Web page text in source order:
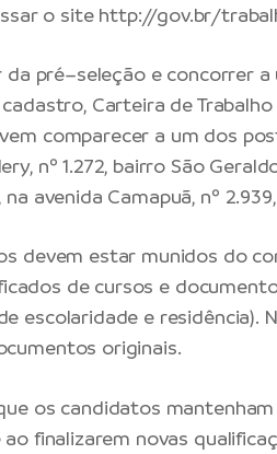
o site http://gov.br/
da pré–seleção e concorrer
Carteira de
comparecer a um dos
nº 1.272, bairro São
na avenida Camapuã, nº
devem estar munidos do
de cursos e
escolaridade e residência).
originais.
os candidatos
finalizarem novas